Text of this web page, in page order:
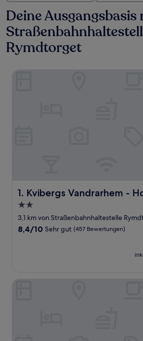
Deine Ausgangsbasis
Rymdtorget
1. Kvibergs Vandrarhem -
Kvibergs Vandrarhem - Hostel
2.0-
Sterne-
Unterkunft
3,1 km von Straßenbahnhaltestelle
8.4
Bewertungen)
8,4/10 Sehr gut (457 Bewertungen)